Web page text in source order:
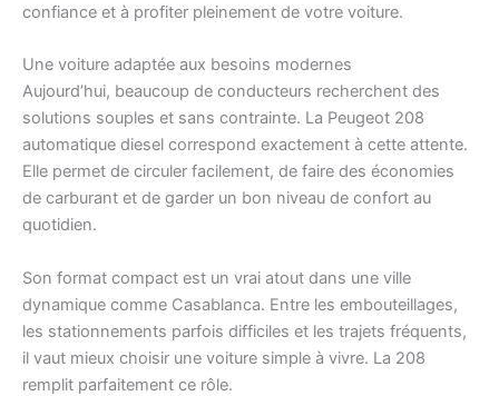
confiance et à profiter pleinement de votre voiture.
Une voiture adaptée aux besoins modernes
Aujourd’hui, beaucoup de conducteurs recherchent des
solutions souples et sans contrainte. La Peugeot 208
automatique diesel correspond exactement à cette attente.
Elle permet de circuler facilement, de faire des économies
de carburant et de garder un bon niveau de confort au
quotidien.
Son format compact est un vrai atout dans une ville
dynamique comme Casablanca. Entre les embouteillages,
les stationnements parfois difficiles et les trajets fréquents,
il vaut mieux choisir une voiture simple à vivre. La 208
remplit parfaitement ce rôle.